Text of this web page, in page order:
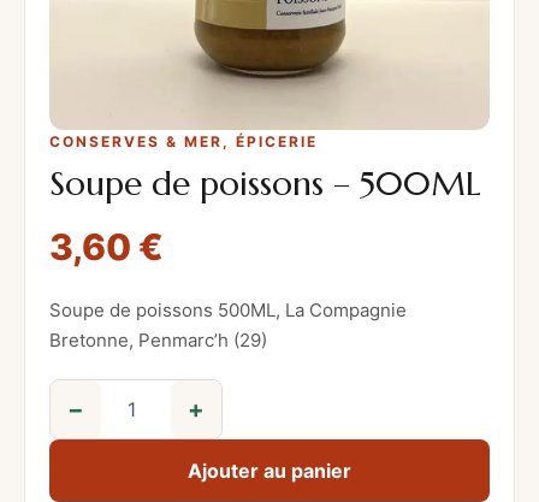
CONSERVES & MER , ÉPICERIE
Soupe de poissons – 500ML
3,60 €
Soupe de poissons 500ML, La Compagnie
Bretonne, Penmarc’h (29)
u
a
− +
Ajouter au panier